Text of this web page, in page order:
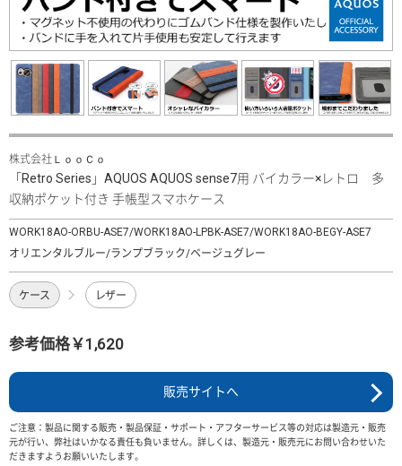
株式会社ＬｏｏＣｏ
「Retro Series」AQUOS AQUOS sense7用 バイカラー×レトロ 多
収納ポケット付き 手帳型スマホケース
WORK18AO-ORBU-ASE7/WORK18AO-LPBK-ASE7/WORK18AO-BEGY-ASE7
オリエンタルブルー/ランプブラック/ベージュグレー
ケース レザー
参考価格￥1,620
販売サイトへ
ご注意：製品に関する販売・製品保証・サポート・アフターサービス等の対応は製造元・販売
元が行い、弊社はいかなる責任も負いません。詳しくは、製造元・販売元にお問い合わせいた
だきますようお願いいたします。